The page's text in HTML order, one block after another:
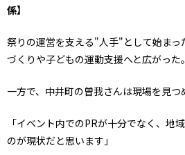
係】
祭りの運営を支える"人手"として始まっ
づくりや子どもの運動支援へと広がった。
一方で、中井町の曽我さんは現場を見つ
「イベント内でのPRが十分でなく、地
のが現状だと思います」